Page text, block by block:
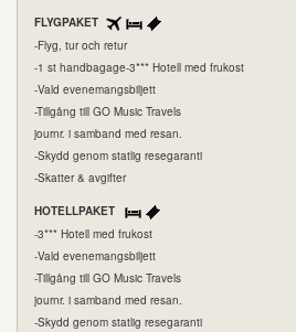
FLYGPAKET
-Flyg, tur och retur
-1 st handbagage-3*** Hotell med frukost
-Vald evenemangsbiljett
-Tillgång till GO Music Travels
journr. i samband med resan.
-Skydd genom statlig resegaranti
-Skatter & avgifter
HOTELLPAKET
-3*** Hotell med frukost
-Vald evenemangsbiljett
-Tillgång till GO Music Travels
journr. i samband med resan.
-Skydd genom statlig resegaranti